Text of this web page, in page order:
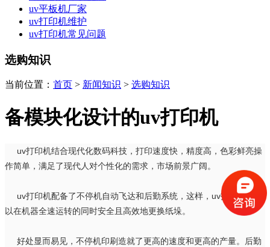
uv平板机厂家
uv打印机维护
uv打印机常见问题
选购知识
当前位置： 首页 > 新闻知识 > 选购知识
备模块化设计的uv打印机
uv打印机结合现代化数码科技，打印速度快，精度高，色彩鲜亮操
作简单，满足了现代人对个性化的需求，市场前景广阔。
uv打印机配备了不停机自动飞达和后勤系统，这样，uv打印机就可
以在机器全速运转的同时安全且高效地更换纸垛。
好处显而易见，不停机印刷造就了更高的速度和更高的产量。后勤